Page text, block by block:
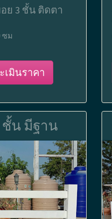
อย 3 ชั้น ติดตา
ซม
เมินราคา
ชั้น มีฐาน